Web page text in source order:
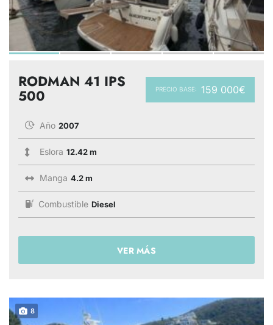
PRECIO BASE: 159 000€
RODMAN 41 IPS
500
Año 2007
Eslora 12.42 m
Manga 4.2 m
Combustible Diesel
VER MÁS
8